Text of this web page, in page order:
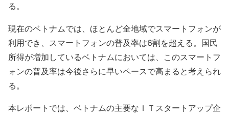
る。
現在のベトナムでは、ほとんど全地域でスマートフォンが
利用でき、スマートフォンの普及率は6割を超える。国民
所得が増加しているベトナムにおいては、このスマートフ
ォンの普及率は今後さらに早いペースで高まると考えられ
る。
本レポートでは、ベトナムの主要なＩＴスタートアップ企